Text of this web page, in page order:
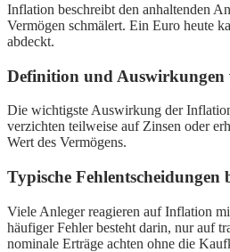
Inflation beschreibt den anhaltenden
Vermögen schmälert. Ein Euro heute
abdeckt.
Definition und
Die wichtigste Auswirkung der
verzichten teilweise auf Zinsen oder
Wert des Vermögens.
Typische
Viele Anleger reagieren auf Inflation
häufiger Fehler besteht darin, nur auf
nominale Erträge achten ohne die